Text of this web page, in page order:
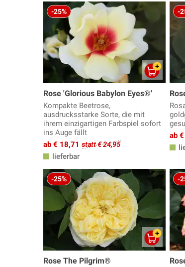
-25%
Rose 'Glorious Babylon Eyes®'
Kompakte Beetrose,
ausdrucksstarke Sorte, die mit
ihrem einzigartigen Farbspiel sofort
ins Auge fällt
ab € 18,71 statt € 24,95
lieferbar
-
ab
-25%
Rose The Pilgrim®
-